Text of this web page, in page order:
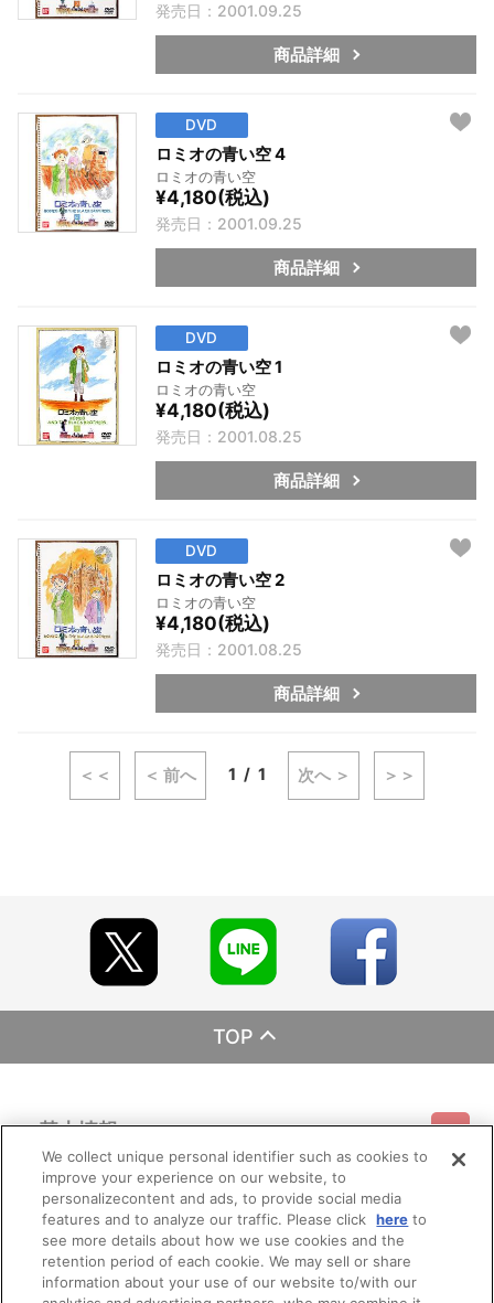
発売日：2001.09.25
商品詳細
DVD
ロミオの青い空 4
ロミオの青い空
¥4,180(税込)
発売日：2001.09.25
商品詳細
DVD
ロミオの青い空 1
ロミオの青い空
¥4,180(税込)
発売日：2001.08.25
商品詳細
DVD
ロミオの青い空 2
ロミオの青い空
¥4,180(税込)
発売日：2001.08.25
商品詳細
＜＜ ＜ 前へ 1 1 次へ ＞ ＞＞
TOP
基本情報
利用規約 特定商取引法に基づく表示 プライバシーポリシー
プライバシーオプション 会社概要
ご利用情報
ご利用ガイド サイトマップ お問い合わせ
会員メニュー
We collect unique personal identifier such as cookies to
improve your experience on our website, to
personalizecontent and ads, to provide social media
features and to analyze our traffic. Please click here to
see more details about how we use cookies and the
retention period of each cookie. We may sell or share
information about your use of our website to/with our